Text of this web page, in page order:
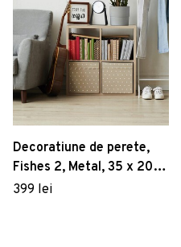
Decoratiune de perete,
Fishes 2, Metal, 35 x 20
cm, 2 piese, Negru
399 lei